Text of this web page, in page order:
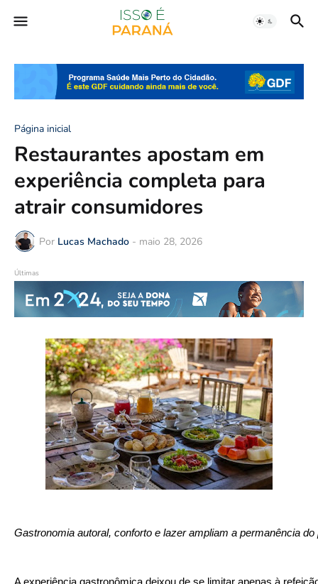
Página inicial
Restaurantes apostam em
experiência completa para
atrair consumidores
Por Lucas Machado - maio 28, 2026
Últimas
Gastronomia autoral, conforto e lazer ampliam a permanência